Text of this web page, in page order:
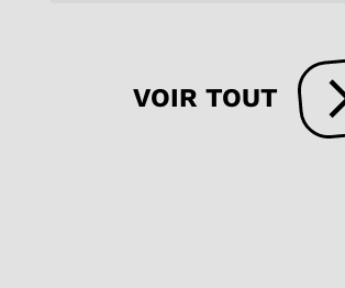
VOIR TOUT